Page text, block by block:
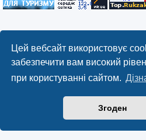
Цей вебсайт використовує
забезпечити вам високий
при користуванні сайтом.
Згоден